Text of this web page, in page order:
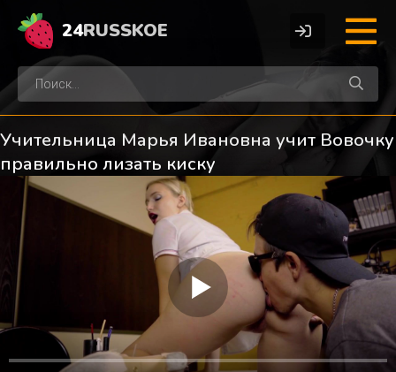
24RUSSKOE
Учительница Марья Ивановна учит Вовочку
правильно лизать киску